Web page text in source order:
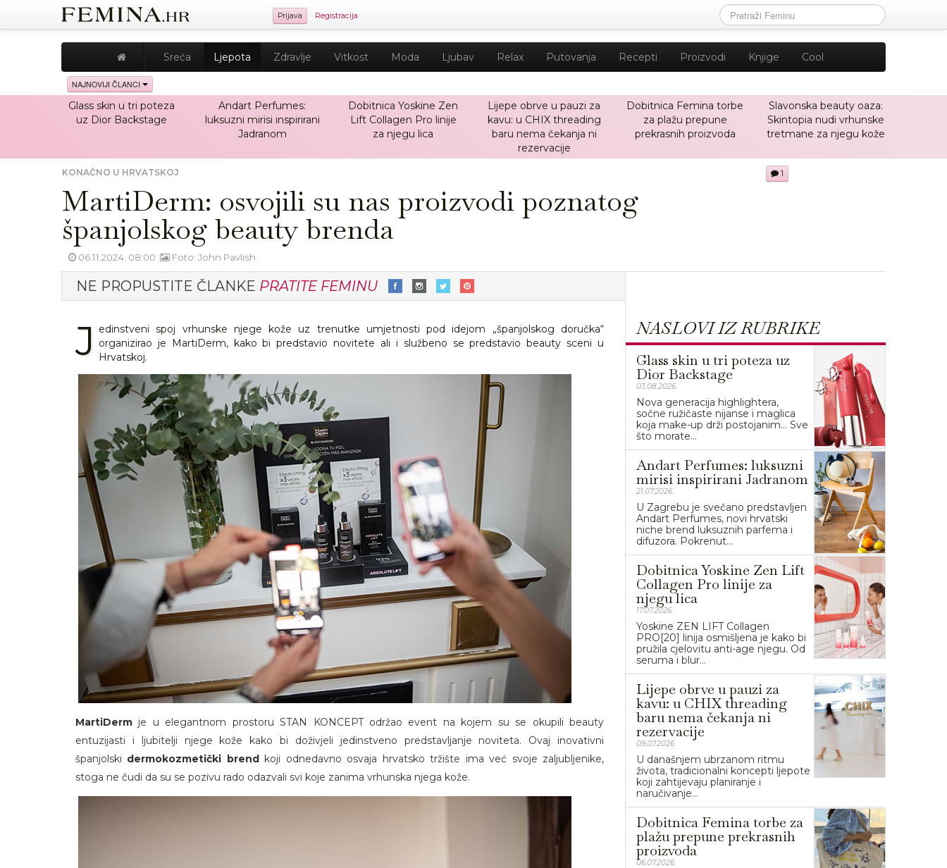
Prijava Registracija
Sreća Ljepota Zdravlje Vitkost Moda Ljubav Relax Putovanja Recepti Proizvodi Knjige Cool
NAJNOVIJI ČLANCI
Glass skin u tri poteza
uz Dior Backstage
Andart Perfumes:
luksuzni mirisi inspirirani
Jadranom
Dobitnica Yoskine Zen
Lift Collagen Pro linije
za njegu lica
Lijepe obrve u pauzi za
kavu: u CHIX threading
baru nema čekanja ni
rezervacije
Dobitnica Femina torbe
za plažu prepune
prekrasnih proizvoda
Slavonska beauty oaza:
Skintopia nudi vrhunske
tretmane za njegu kože
KONAČNO U HRVATSKOJ
MartiDerm: osvojili su nas proizvodi poznatog
španjolskog beauty brenda
1
06.11.2024. 08:00 Foto: John Pavlish
NE PROPUSTITE ČLANKE PRATITE FEMINU
J edinstveni spoj vrhunske njege kože uz trenutke umjetnosti pod idejom „španjolskog doručka“
organizirao je MartiDerm, kako bi predstavio novitete ali i službeno se predstavio beauty sceni u
Hrvatskoj.
MartiDerm je u elegantnom prostoru STAN KONCEPT održao event na kojem su se okupili beauty
entuzijasti i ljubitelji njege kože kako bi doživjeli jedinstveno predstavljanje noviteta. Ovaj inovativni
španjolski dermokozmetički brendkoji odnedavno osvaja hrvatsko tržište ima već svoje zaljubljenike,
stoga ne čudi da su se pozivu rado odazvali svi koje zanima vrhunska njega kože.
NASLOVI IZ RUBRIKE
Glass skin u tri poteza uz
Dior Backstage
03.08.2026.
Nova generacija highlightera,
sočne ružičaste nijanse i maglica
koja make-up drži postojanim… Sve
što morate...
Andart Perfumes: luksuzni
mirisi inspirirani Jadranom
21.07.2026.
U Zagrebu je svečano predstavljen
Andart Perfumes, novi hrvatski
niche brend luksuznih parfema i
difuzora. Pokrenut...
Dobitnica Yoskine Zen Lift
Collagen Pro linije za
njegu lica
17.07.2026.
Yoskine ZEN LIFT Collagen
PRO[20] linija osmišljena je kako bi
pružila cjelovitu anti-age njegu. Od
seruma i blur...
Lijepe obrve u pauzi za
kavu: u CHIX threading
baru nema čekanja ni
rezervacije
09.07.2026.
U današnjem ubrzanom ritmu
života, tradicionalni koncepti ljepote
koji zahtijevaju planiranje i
naručivanje...
Dobitnica Femina torbe za
plažu prepune prekrasnih
proizvoda
06.07.2026.